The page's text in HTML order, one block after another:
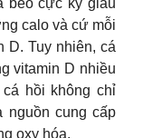
béo cực kỳ giàu
calo và cứ mỗi
D. Tuy nhiên, cá
vitamin D nhiều
hồi không chỉ
nguồn cung cấp
oxy hóa.